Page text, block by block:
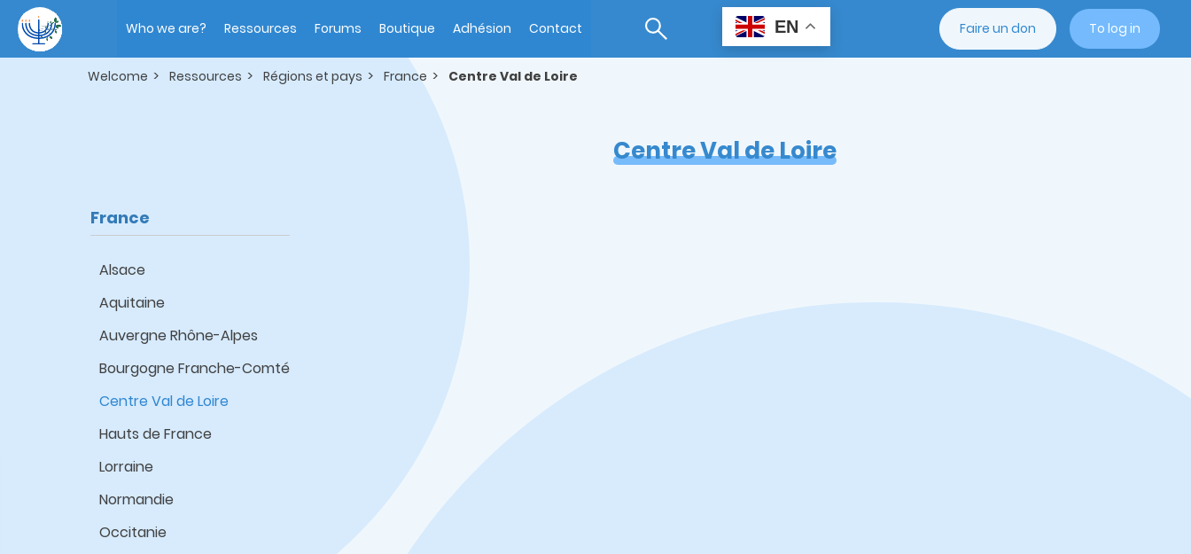
main
content
navigation
Who we are? Ressources Forums Boutique Adhésion Contact EN Faire un don To log in
Welcome Ressources Régions et pays France Centre Val de Loire
France
Alsace
Aquitaine
Auvergne Rhône-Alpes
Bourgogne Franche-Comté
Centre Val de Loire
Hauts de France
Lorraine
Normandie
Occitanie
Centre Val de Loire